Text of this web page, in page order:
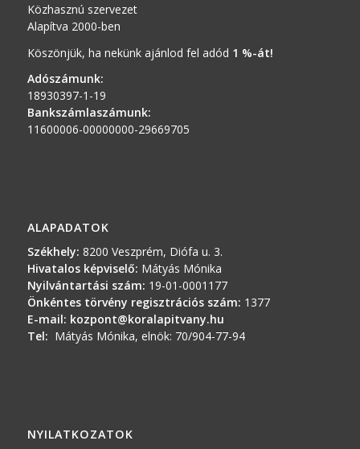
Közhasznú szervezet
Alapítva 2000-ben
Köszönjük, ha nekünk ajánlod fel adód 1 %-át!
Adószámunk:
18930397-1-19
Bankszámlaszámunk:
11600006-00000000-29669705
ALAPADATOK
Székhely: 8200 Veszprém, Diófa u. 3.
Hivatalos képviselő: Mátyás Mónika
Nyilvántartási szám: 19-01-0001177
Önkéntes törvény regisztrációs szám: 1377
E-mail: kozpont@koralapitvany.hu
Tel: Mátyás Mónika, elnök: 70/904-77-94
NYILATKOZATOK